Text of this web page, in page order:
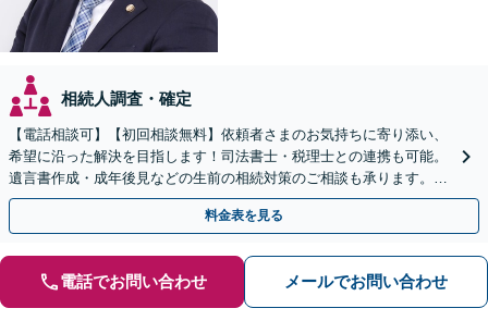
相続人調査・確定
【電話相談可】【初回相談無料】依頼者さまのお気持ちに寄り添い、
希望に沿った解決を目指します！司法書士・税理士との連携も可能。
遺言書作成・成年後見などの生前の相続対策のご相談も承ります。
【夜間／休日の相談可能】
料金表を見る
電話でお問い合わせ メールでお問い合わせ